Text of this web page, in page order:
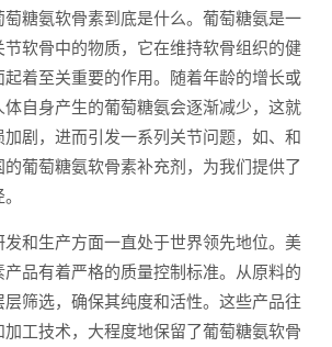
糖氨软骨素到底是什么。葡萄糖氨是一
软骨中的物质，它在维持软骨组织的健
着至关重要的作用。随着年龄的增长或
自身产生的葡萄糖氨会逐渐减少，这就
剧，进而引发一系列关节问题，如、和
葡萄糖氨软骨素补充剂，为我们提供了
和生产方面一直处于世界领先地位。美
产品有着严格的质量控制标准。从原料的
筛选，确保其纯度和活性。这些产品往
工技术，大程度地保留了葡萄糖氨软骨